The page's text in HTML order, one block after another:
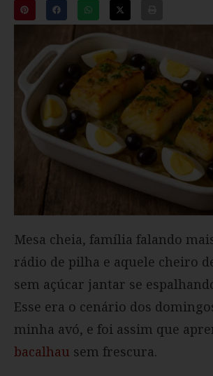
Mesa cheia, família falando
rádio de pilha e aquele cheiro
sem açúcar jantar se
Esse era o cenário dos
minha avó, e foi assim que
bacalhau sem frescura.